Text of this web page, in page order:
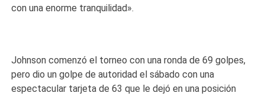
con una enorme tranquilidad».
Johnson comenzó el torneo con una ronda de 69 golpes,
pero dio un golpe de autoridad el sábado con una
espectacular tarjeta de 63 que le dejó en una posición